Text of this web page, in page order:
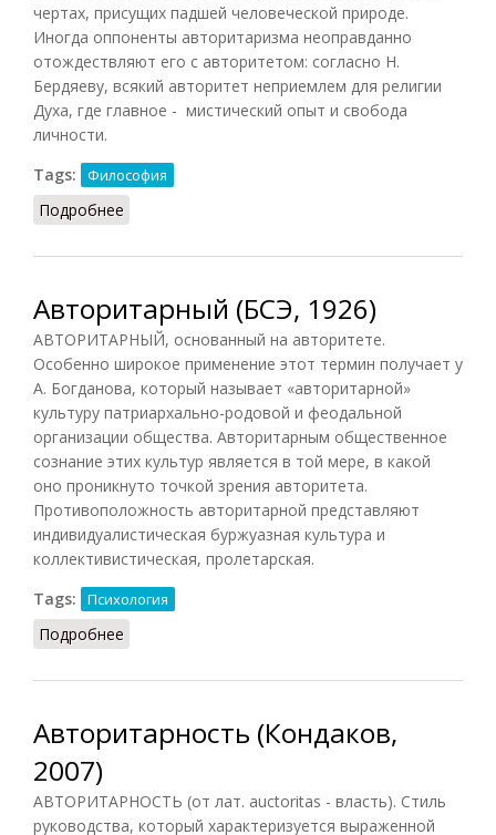
чертах, присущих падшей человеческой природе.
Иногда оппоненты авторитаризма неоправданно
отождествляют его с авторитетом: согласно Н.
Бердяеву, всякий авторитет неприемлем для религии
Духа, где главное - мистический опыт и свобода
личности.
Tags:
Философия
Подробнее
Авторитарный (БСЭ, 1926)
АВТОРИТАРНЫЙ, основанный на авторитете.
Особенно широкое применение этот термин получает у
А. Богданова, который называет «авторитарной»
культуру патриархально-родовой и феодальной
организации общества. Авторитарным общественное
сознание этих культур является в той мере, в какой
оно проникнуто точкой зрения авторитета.
Противоположность авторитарной представляют
индивидуалистическая буржуазная культура и
коллективистическая, пролетарская.
Tags:
Психология
Подробнее
Авторитарность (Кондаков,
2007)
АВТОРИТАРНОСТЬ (от лат. auctoritas - власть). Стиль
руководства, который характеризуется выраженной